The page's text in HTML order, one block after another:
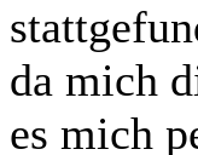
da mich
es mich